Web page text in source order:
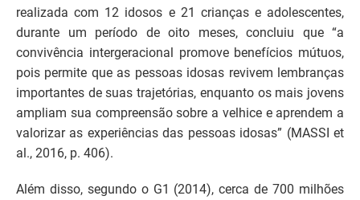
realizada com 12 idosos e 21 crianças e adolescentes,
durante um período de oito meses, concluiu que “a
convivência intergeracional promove benefícios mútuos,
pois permite que as pessoas idosas revivem lembranças
importantes de suas trajetórias, enquanto os mais jovens
ampliam sua compreensão sobre a velhice e aprendem a
valorizar as experiências das pessoas idosas” (MASSI et
al., 2016, p. 406).
Além disso, segundo o G1 (2014), cerca de 700 milhões